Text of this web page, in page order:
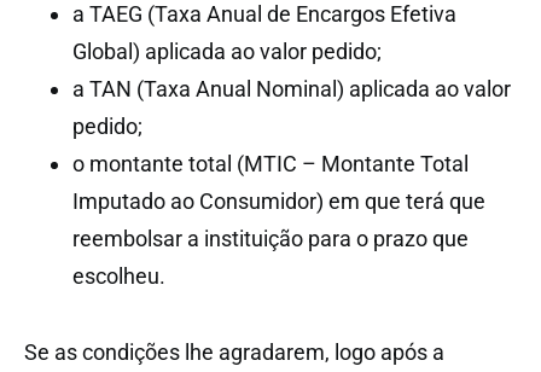
a TAEG (Taxa Anual de Encargos Efetiva
Global) aplicada ao valor pedido;
a TAN (Taxa Anual Nominal) aplicada ao valor
pedido;
o montante total (MTIC – Montante Total
Imputado ao Consumidor) em que terá que
reembolsar a instituição para o prazo que
escolheu.
Se as condições lhe agradarem, logo após a